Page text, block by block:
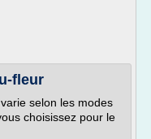
fleur
selon les modes
choisissez pour le